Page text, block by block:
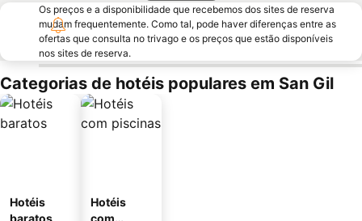
Os preços e a disponibilidade que recebemos dos sites de reserva
mudam frequentemente. Como tal, pode haver diferenças entre as
ofertas que consulta no trivago e os preços que estão disponíveis
nos sites de reserva.
Categorias de hotéis populares em San Gil
Hotéis
baratos
Hotéis
com